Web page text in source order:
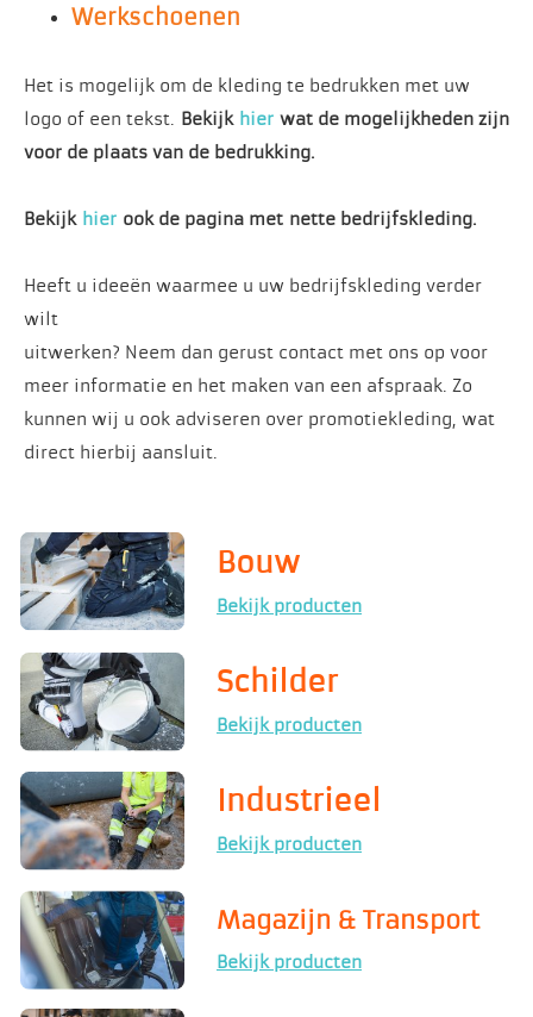
Werkschoenen
Het is mogelijk om de kleding te bedrukken met uw
logo of een tekst. Bekijk hier wat de mogelijkheden zijn
voor de plaats van de bedrukking.
Bekijk hier ook de pagina met nette bedrijfskleding.
Heeft u ideeën waarmee u uw bedrijfskleding verder
wilt
uitwerken? Neem dan gerust contact met ons op voor
meer informatie en het maken van een afspraak. Zo
kunnen wij u ook adviseren over promotiekleding, wat
direct hierbij aansluit.
Bouw
Bekijk producten
Schilder
Bekijk producten
Industrieel
Bekijk producten
Magazijn & Transport
Bekijk producten